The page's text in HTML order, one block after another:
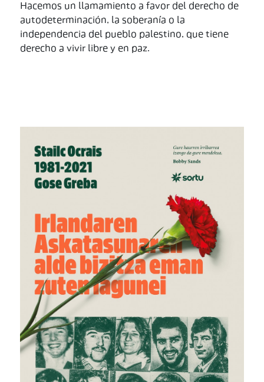
Hacemos un llamamiento a favor del derecho de
autodeterminación, la soberanía o la
independencia del pueblo palestino, que tiene
derecho a vivir libre y en paz.